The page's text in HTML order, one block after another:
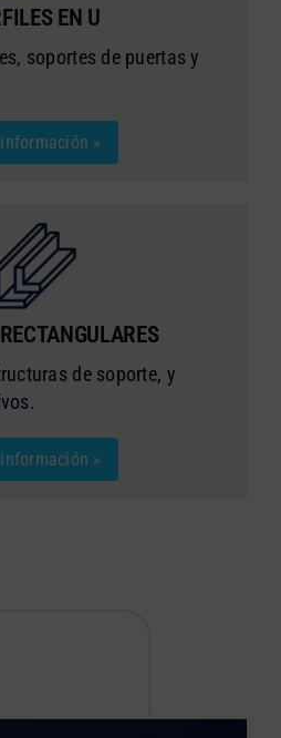
EN U
soportes de puertas y
»
de soporte, y
»